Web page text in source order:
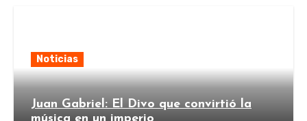
Noticias
Juan Gabriel: El Divo que convirtió la